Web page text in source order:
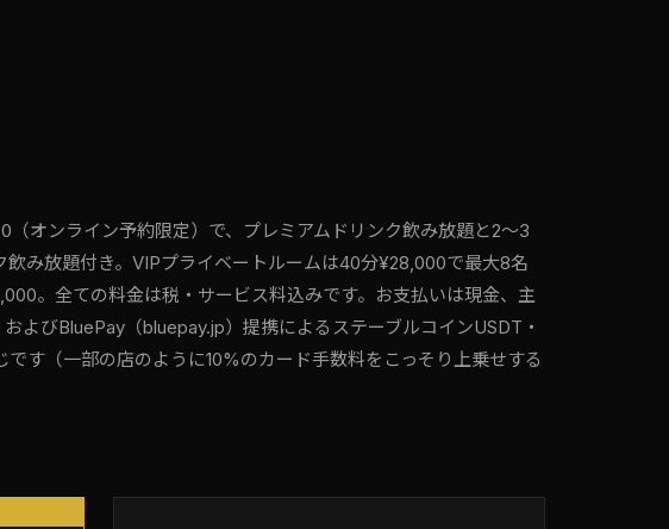
オンライン予約限定）で、プレミアムドリンク飲み放題と2〜3
み放題付き。VIPプライベートルームは40分¥28,000で最大8名
。全ての料金は税・サービス料込みです。お支払いは現金、主
びBluePay（bluepay.jp）提携によるステーブルコインUSDT・
す（一部の店のように10%のカード手数料をこっそり上乗せする